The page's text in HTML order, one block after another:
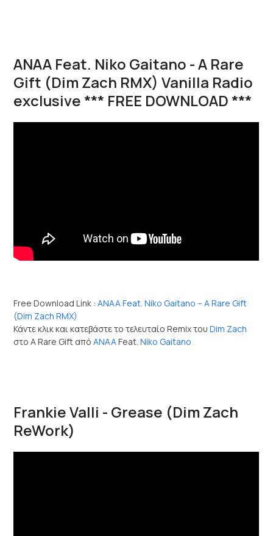
ANAA Feat. Niko Gaitano - A Rare
Gift (Dim Zach RMX) Vanilla Radio
exclusive *** FREE DOWNLOAD ***
Free Download Link :ANAA Feat. Niko Gaitano – A Rare Gift
(Dim Zach RMX)
Κάντε κλικ και κατεβάστε το τελευταίο Remix τουDim Zach
στο A Rare Gift απόANAAFeat.Niko Gaitano
Frankie Valli - Grease (Dim Zach
ReWork)